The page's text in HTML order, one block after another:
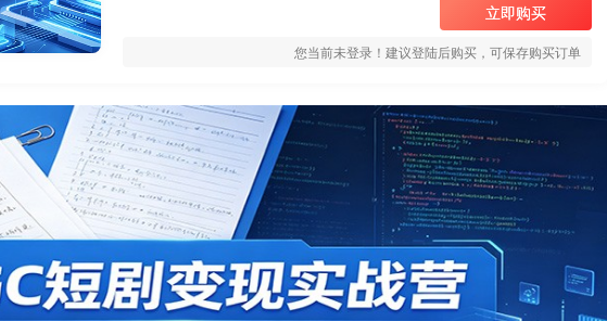
立即购买
您当前未登录！建议登陆后购买，可保存购买订单